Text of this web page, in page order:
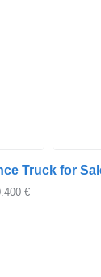
Truck for
€